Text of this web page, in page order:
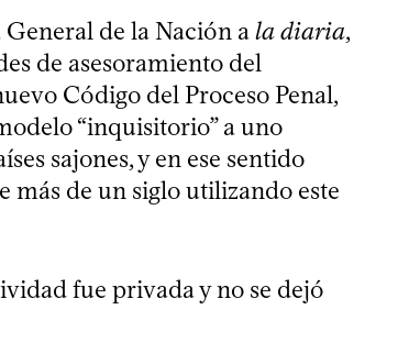
de la Nación ala diaria,
de asesoramiento del
Código del Proceso Penal,
“inquisitorio” a uno
sajones, y en ese sentido
más de un siglo utilizando este
fue privada y no se dejó